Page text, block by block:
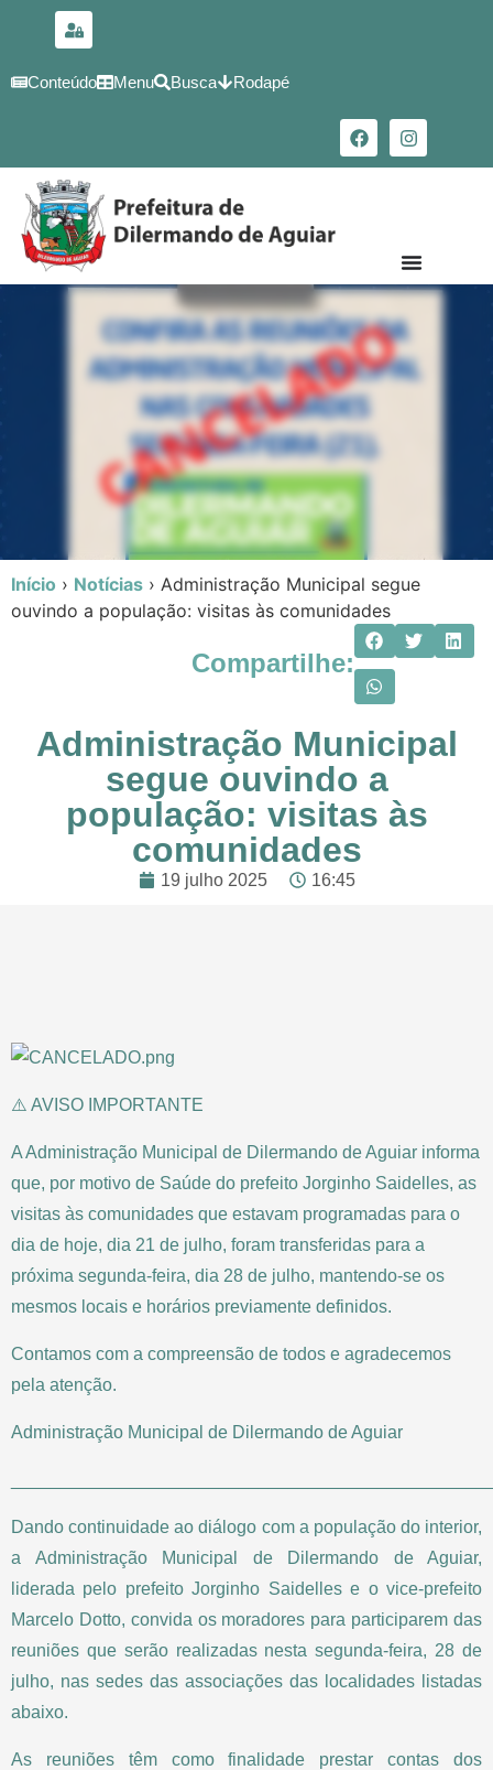
conteúdo
Conteúdo Menu Busca Rodapé
Início › Notícias › Administração Municipal segue
ouvindo a população: visitas às comunidades
Compartilhe:
Administração Municipal
segue ouvindo a
população: visitas às
comunidades
19 julho 2025 16:45
⚠️ AVISO IMPORTANTE
A Administração Municipal de Dilermando de Aguiar informa
que, por motivo de Saúde do prefeito Jorginho Saidelles, as
visitas às comunidades que estavam programadas para o
dia de hoje, dia 21 de julho, foram transferidas para a
próxima segunda-feira, dia 28 de julho, mantendo-se os
mesmos locais e horários previamente definidos.
Contamos com a compreensão de todos e agradecemos
pela atenção.
Administração Municipal de Dilermando de Aguiar
Dando continuidade ao diálogo com a população do interior,
a Administração Municipal de Dilermando de Aguiar,
liderada pelo prefeito Jorginho Saidelles e o vice-prefeito
Marcelo Dotto, convida os moradores para participarem das
reuniões que serão realizadas nesta segunda-feira, 28 de
julho, nas sedes das associações das localidades listadas
abaixo.
As reuniões têm como finalidade prestar contas dos